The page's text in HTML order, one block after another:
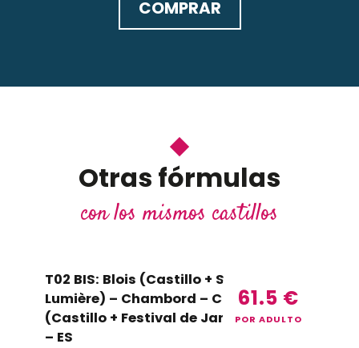
COMPRAR
Otras fórmulas
con los mismos castillos
61.5 €
POR ADULTO
T02 BIS: Blois (Castillo + Son et
Lumière) – Chambord – Chaumont
(Castillo + Festival de Jardines) 2026
– ES